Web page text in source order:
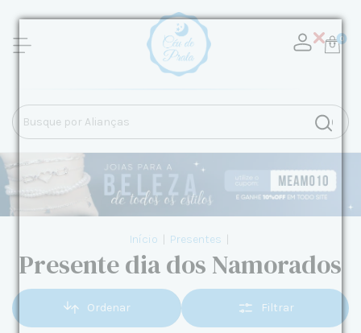
0
Início Presentes
Presente dia dos Namorados
Ordenar Filtrar